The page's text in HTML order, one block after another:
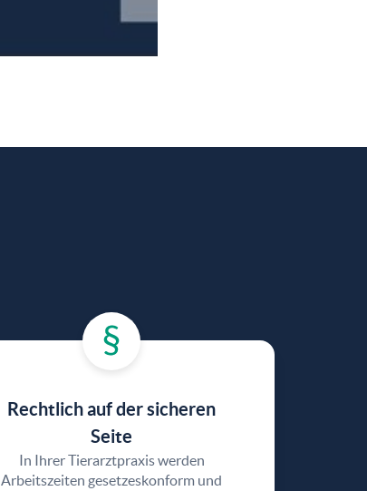
Rechtlich auf der sicheren
Seite
In Ihrer Tierarztpraxis werden
Arbeitszeiten gesetzeskonform und